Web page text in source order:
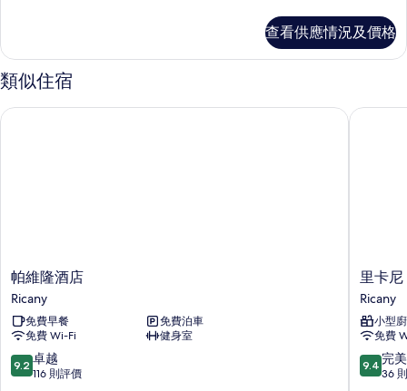
景
的
相
片
園
景
詳
查看供應情況及價格
類似住宿
帕
維
隆
酒
店
Ricany
帕維隆酒店
Ricany
免費早餐
免費泊車
免費 Wi-Fi
健身室
9.2
分
9.2 卓越
116 則評價
帕維隆酒店
里
卡
尼
飯
店
Ricany
里卡尼
Ricany
小型
免費
9.4
分
9.4 完美
36
里卡尼